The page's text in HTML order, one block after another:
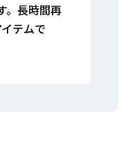
。長時間再
テムで